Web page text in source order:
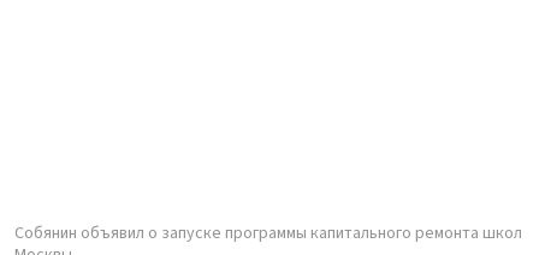
Собянин объявил о запуске программы капитального ремонта школ